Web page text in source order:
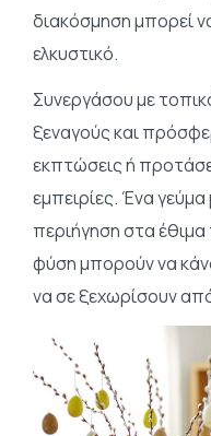
διακόσμηση μπορεί
ελκυστικό.
Συνεργάσου με
ξεναγούς και
εκπτώσεις ή
εμπειρίες. Ένα
περιήγηση στα έθιμα
φύση μπορούν να
να σε ξεχωρίσουν